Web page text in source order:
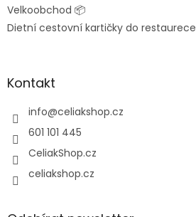
Velkoobchod 📦
Dietní cestovní kartičky do restaurece
Kontakt
info@celiakshop.cz
601 101 445
CeliakShop.cz
celiakshop.cz